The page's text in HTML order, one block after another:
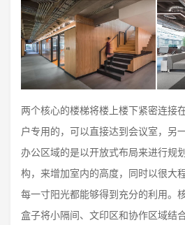
两个核心的楼梯将楼上楼下紧密连接
户专用的，可以直接达到会议室，另
办公区域的是以开放式布局来进行规
构，来增加室内的高度，同时以很大
每一寸阳光都能够得到充分的利用。
盒子将小隔间、文印区和协作区域结